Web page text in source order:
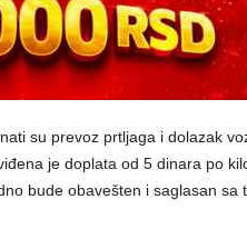
su prevoz prtljaga i dolazak
je doplata od 5 dinara po
bude obavešten i saglasan sa